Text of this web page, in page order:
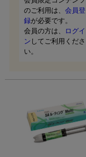
のご利用は、 会員登
録が必要です。
会員の方は、
ログイ
ン してご利用くださ
い。